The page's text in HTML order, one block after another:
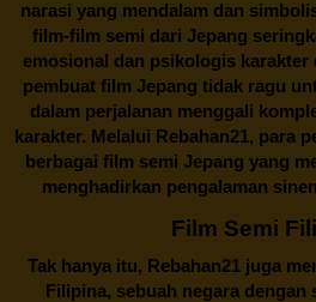
narasi yang mendalam dan
film-film semi dari Jepang
emosional dan psikologis karakter
pembuat film Jepang tidak ragu
dalam perjalanan menggali
karakter. Melalui Rebahan21, para
berbagai film semi Jepang yang
menghadirkan pengalaman
Film Semi
Tak hanya itu, Rebahan21juga
Filipina, sebuah negara dengan